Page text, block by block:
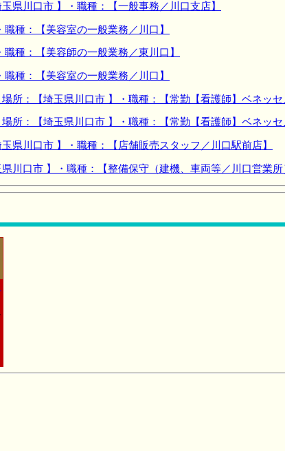
川口市 】・職種：【一般事務／川口支店】
種：【美容室の一般業務／川口】
種：【美容師の一般業務／東川口】
種：【美容室の一般業務／川口】
：【埼玉県川口市 】・職種：【常勤【看護師】ベネッセ
：【埼玉県川口市 】・職種：【常勤【看護師】ベネッセ
川口市 】・職種：【店舗販売スタッフ／川口駅前店】
口市 】・職種：【整備保守（建機、車両等／川口営業所